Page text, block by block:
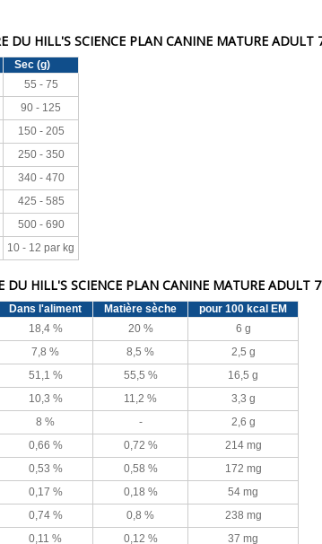
DU HILL'S SCIENCE PLAN CANINE MATURE ADULT
Sec (g)
55 - 75
90 - 125
150 - 205
250 - 350
340 - 470
425 - 585
500 - 690
10 - 12 par kg
DU HILL'S SCIENCE PLAN CANINE MATURE ADULT
Dans l'aliment Matière sèche
pour 100 kcal EM
18,4 % 20 %
6 g
7,8 % 8,5 %
2,5 g
51,1 % 55,5 %
16,5 g
10,3 % 11,2 %
3,3 g
8 % -
2,6 g
0,66 % 0,72 %
214 mg
0,53 % 0,58 %
172 mg
0,17 % 0,18 %
54 mg
0,74 % 0,8 %
238 mg
0,11 % 0,12 %
37 mg